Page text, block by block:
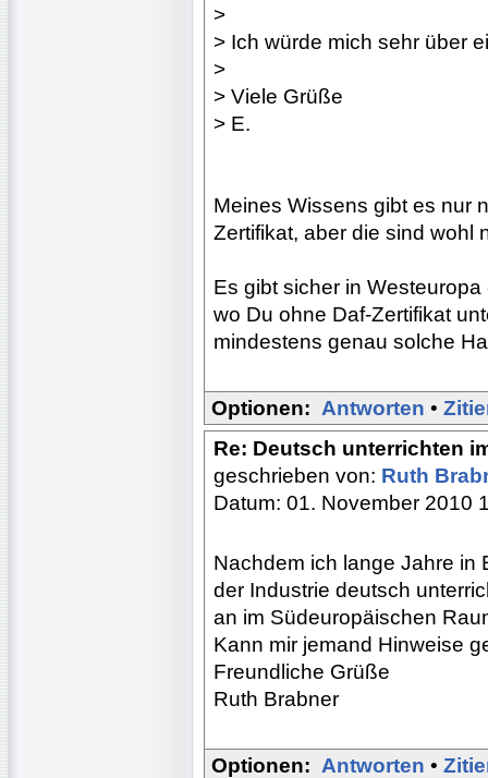
>
> Ich würde mich sehr über
>
> Viele Grüße
> E.
Meines Wissens gibt es nur
Zertifikat, aber die sind wohl
Es gibt sicher in
wo Du ohne Daf-Zertifikat
mindestens genau solche
Optionen: Antworten •
Re: Deutsch unterrichten
geschrieben von: Ruth
Datum: 01. November 2010
Nachdem ich lange Jahre in
der Industrie deutsch
an im Südeuropäischen
Kann mir jemand Hinweise
Freundliche Grüße
Ruth Brabner
Optionen: Antworten •